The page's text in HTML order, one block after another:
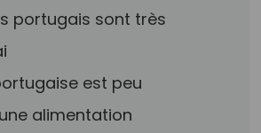
portugais sont très
est peu
alimentation